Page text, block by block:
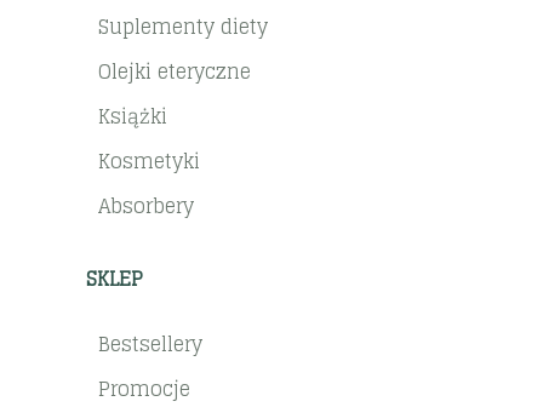
Suplementy diety
Olejki eteryczne
Książki
Kosmetyki
Absorbery
SKLEP
Bestsellery
Promocje